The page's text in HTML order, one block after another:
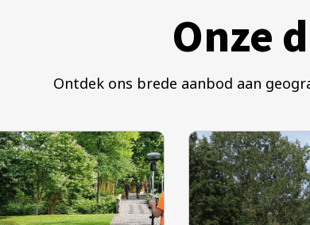
Onze
aanbod aan geografische